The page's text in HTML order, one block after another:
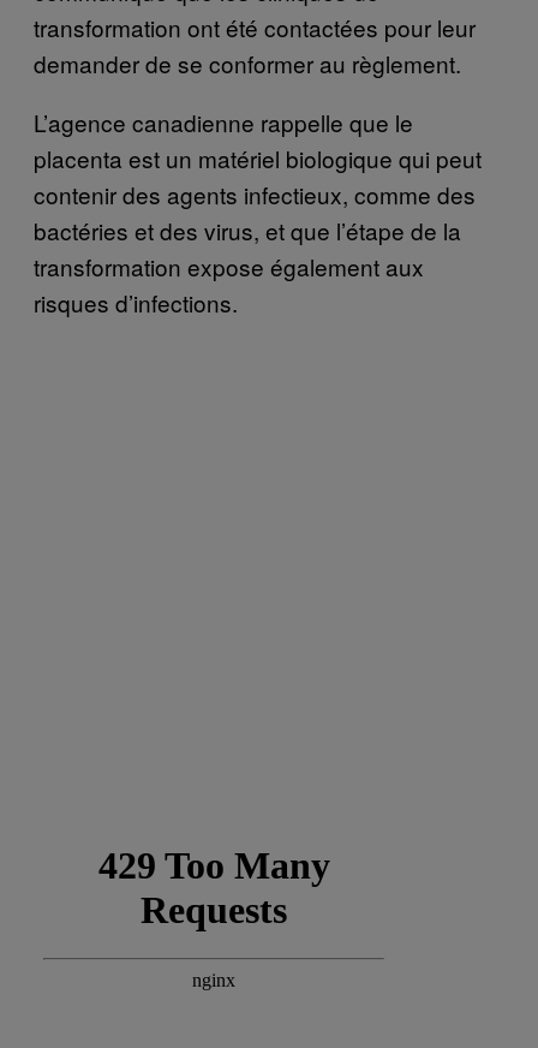
transformation ont été contactées pour leur
demander de se conformer au règlement.
L’agence canadienne rappelle que le
placenta est un matériel biologique qui peut
contenir des agents infectieux, comme des
bactéries et des virus, et que l’étape de la
transformation expose également aux
risques d’infections.